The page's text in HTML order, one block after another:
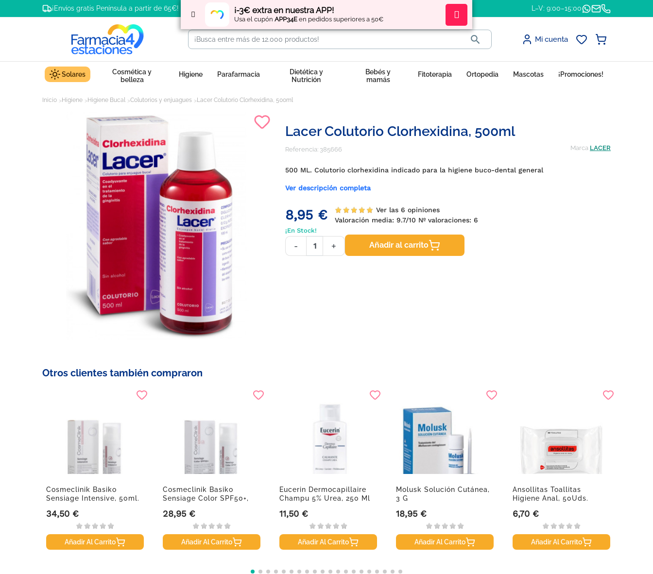
¡-3€ extra en nuestra APP!
Usa el cupón APP34E en pedidos superiores a 50€
¡Envíos gratis Península a partir de 65€! Regístratey obtén L–V: 9:00–15:00
 Mi cuenta
Solares
Cosmética y
belleza
Higiene Parafarmacia
Dietética y
Nutrición
Bebés y
mamás
Fitoterapia Ortopedia Mascotas ¡Promociones!
Inicio Higiene Higiene Bucal Colutorios y enjuagues Lacer Colutorio Clorhexidina, 500ml
Lacer Colutorio Clorhexidina, 500ml
Referencia: 385666 Marca LACER
500 ML. Colutorio clorhexidina indicado para la higiene buco-dental general
Ver descripción completa
8,95 €
Ver las 6 opiniones
Valoración media: 9.7/10 Nº valoraciones: 6
¡En Stock!
- + Añadir al carrito
Otros clientes también compraron
Cosmeclinik Basiko
Sensiage Intensive, 50ml.
Precio
34,50 €
Añadir Al Carrito
Cosmeclinik Basiko
Sensiage Color SPF50+,
Precio
28,95 €
Añadir Al Carrito
Eucerin Dermocapillaire
Champu 5% Urea, 250 Ml
Precio
11,50 €
Añadir Al Carrito
Molusk Solución Cutánea,
3 G
Precio
18,95 €
Añadir Al Carrito
Ansollitas Toallitas
Higiene Anal, 50Uds.
Precio
6,70 €
Añadir Al Carrito